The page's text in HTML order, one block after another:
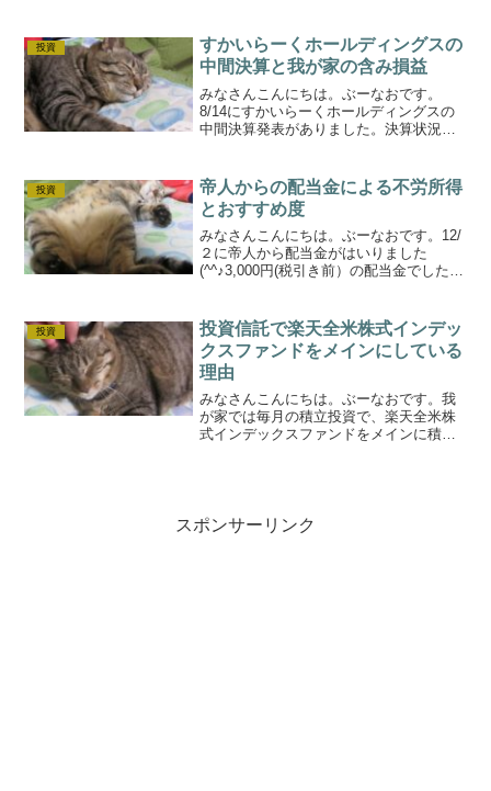
ですが、分散投資の一環と...
投資
すかいらーくホールディングスの
中間決算と我が家の含み損益
みなさんこんにちは。ぶーなおです。
8/14にすかいらーくホールディングスの
中間決算発表がありました。決算状況と
ト、バーミヤン、ジョナサンなどのファ
ミレスチェーンです...
投資
帝人からの配当金による不労所得
とおすすめ度
みなさんこんにちは。ぶーなおです。12/
２に帝人から配当金がはいりました
(^^♪3,000円(税引き前）の配当金でした(^-
しめる会社です。売り上げに対する営業
利益で...
投資
投資信託で楽天全米株式インデッ
クスファンドをメインにしている
理由
みなさんこんにちは。ぶーなおです。我
が家では毎月の積立投資で、楽天全米株
式インデックスファンドをメインに積み
スポンサーリンク